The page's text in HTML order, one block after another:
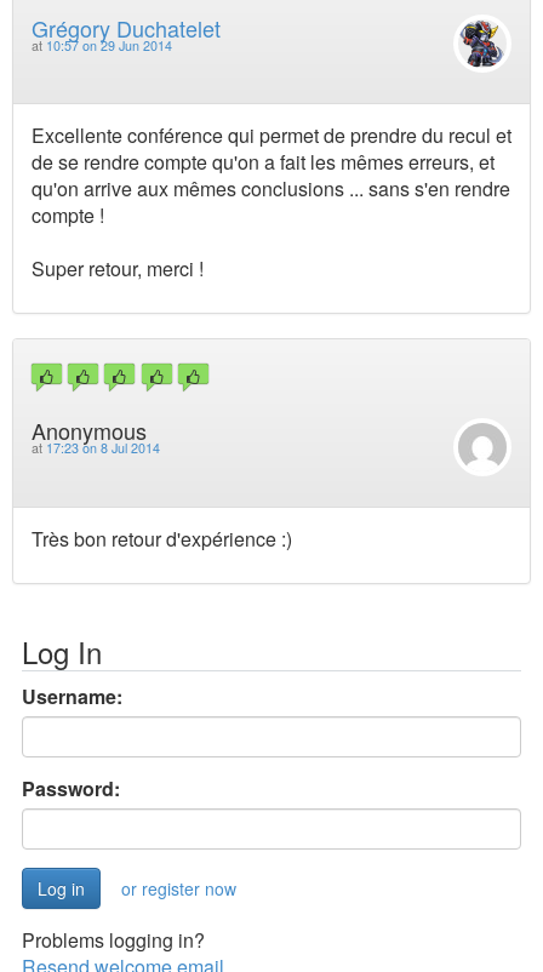
Grégory Duchatelet
at 10:57 on 29 Jun 2014
Excellente conférence qui permet de prendre du recul et
de se rendre compte qu'on a fait les mêmes erreurs, et
qu'on arrive aux mêmes conclusions ... sans s'en rendre
compte !
Super retour, merci !
Anonymous
at 17:23 on 8 Jul 2014
Très bon retour d'expérience :)
Log In
Username:
Password:
or register now
Problems logging in?
Resend welcome email